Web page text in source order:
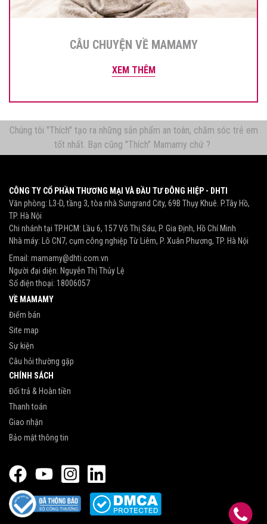
CÂU CHUYỆN VỀ MAMAMY
XEM THÊM
Chúng tôi "Thích" tạo ra những sản phẩm an toàn, chăm sóc trẻ em
tốt nhất. Bạn cũng "Thích" Mamamy chứ ?
CÔNG TY CỔ PHẦN THƯƠNG MẠI VÀ ĐẦU TƯ ĐÔNG HIỆP - DHTI
Văn phòng: L3-D, tầng 3, tòa nhà Sungrand City, 69B Thụy Khuê. P.Tây Hồ,
TP. Hà Nội
Chi nhánh tại TP.HCM: Lầu 6, 157 Võ Thị Sáu, P. Gia Định, Hồ Chí Minh
Nhà máy: Lô CN7, cụm công nghiệp Từ Liêm, P. Xuân Phương, TP. Hà Nội
Email: mamamy@dhti.com.vn
Người đại diện: Nguyễn Thị Thủy Lệ
Số điện thoại: 18006057
VỀ MAMAMY
Điểm bán
Site map
Sự kiện
Câu hỏi thường gặp
CHÍNH SÁCH
Đổi trả & Hoàn tiền
Thanh toán
Giao nhận
Bảo mật thông tin